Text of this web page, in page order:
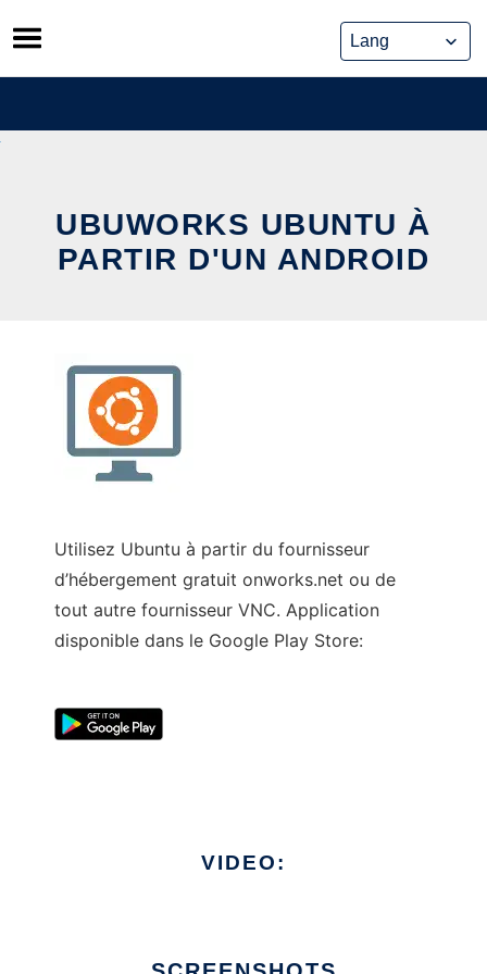
Skip
to
content
UBUWORKS UBUNTU À
PARTIR D'UN ANDROID
Utilisez Ubuntu à partir du fournisseur
d’hébergement gratuit onworks.net ou de
tout autre fournisseur VNC. Application
disponible dans le Google Play Store:
VIDEO: